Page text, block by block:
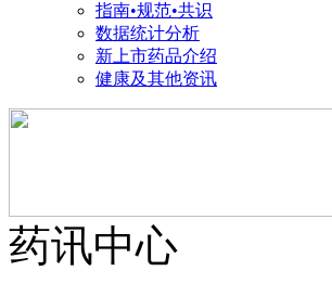
指南•规范•共识
数据统计分析
新上市药品介绍
健康及其他资讯
药讯中心